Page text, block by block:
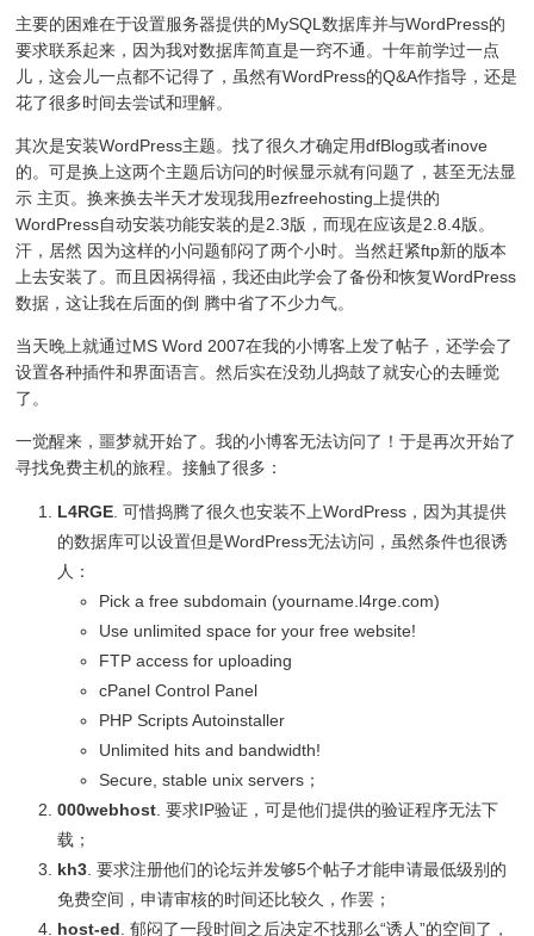
主要的困难在于设置服务器提供的MySQL数据库并与WordPress的
要求联系起来，因为我对数据库简直是一窍不通。十年前学过一点
儿，这会儿一点都不记得了，虽然有WordPress的Q&A作指导，还是
花了很多时间去尝试和理解。
其次是安装WordPress主题。找了很久才确定用dfBlog或者inove
的。可是换上这两个主题后访问的时候显示就有问题了，甚至无法显
示 主页。换来换去半天才发现我用ezfreehosting上提供的
WordPress自动安装功能安装的是2.3版，而现在应该是2.8.4版。
汗，居然 因为这样的小问题郁闷了两个小时。当然赶紧ftp新的版本
上去安装了。而且因祸得福，我还由此学会了备份和恢复WordPress
数据，这让我在后面的倒 腾中省了不少力气。
当天晚上就通过MS Word 2007在我的小博客上发了帖子，还学会了
设置各种插件和界面语言。然后实在没劲儿捣鼓了就安心的去睡觉
了。
一觉醒来，噩梦就开始了。我的小博客无法访问了！于是再次开始了
寻找免费主机的旅程。接触了很多：
L4RGE. 可惜捣腾了很久也安装不上WordPress，因为其提供
的数据库可以设置但是WordPress无法访问，虽然条件也很诱
人：
Pick a free subdomain (yourname.l4rge.com)
Use unlimited space for your free website!
FTP access for uploading
cPanel Control Panel
PHP Scripts Autoinstaller
Unlimited hits and bandwidth!
Secure, stable unix servers；
000webhost. 要求IP验证，可是他们提供的验证程序无法下
载；
kh3. 要求注册他们的论坛并发够5个帖子才能申请最低级别的
免费空间，申请审核的时间还比较久，作罢；
host-ed. 郁闷了一段时间之后决定不找那么“诱人”的空间了，